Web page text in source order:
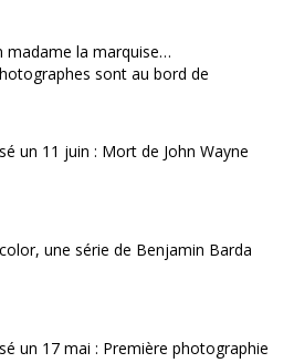
madame la marquise…
sont au bord de
un 11 juin : Mort de John Wayne
une série de Benjamin Barda
un 17 mai : Première photographie